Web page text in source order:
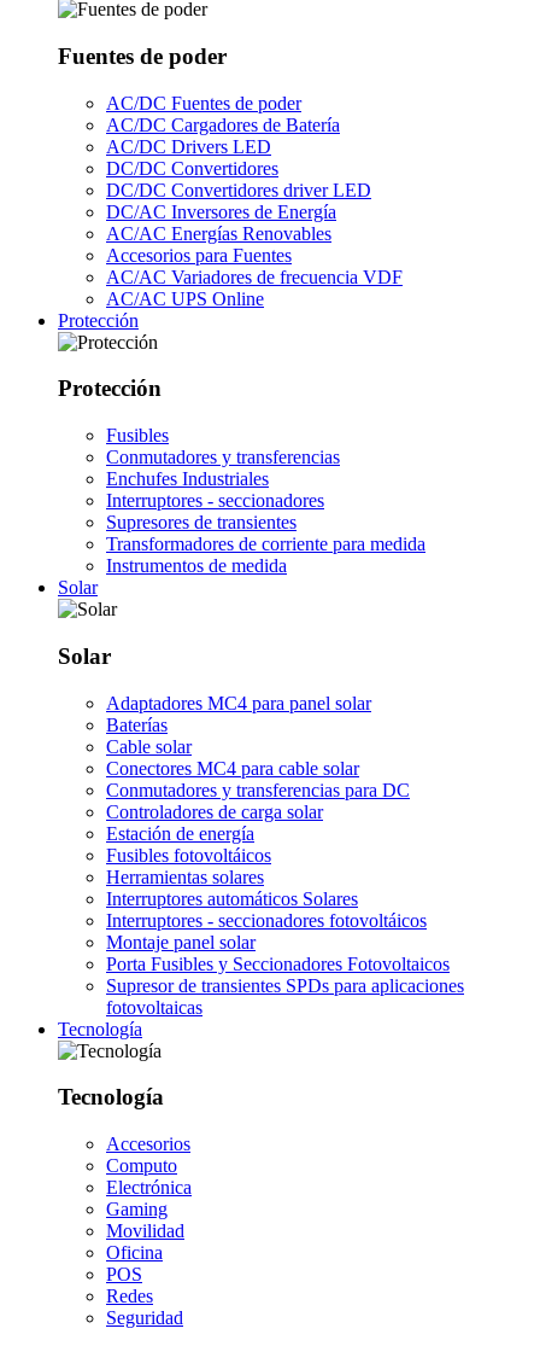
Fuentes de poder
AC/DC Fuentes de poder
AC/DC Cargadores de Batería
AC/DC Drivers LED
DC/DC Convertidores
DC/DC Convertidores driver LED
DC/AC Inversores de Energía
AC/AC Energías Renovables
Accesorios para Fuentes
AC/AC Variadores de frecuencia VDF
AC/AC UPS Online
Protección
Protección
Fusibles
Conmutadores y transferencias
Enchufes Industriales
Interruptores - seccionadores
Supresores de transientes
Transformadores de corriente para medida
Instrumentos de medida
Solar
Solar
Adaptadores MC4 para panel solar
Baterías
Cable solar
Conectores MC4 para cable solar
Conmutadores y transferencias para DC
Controladores de carga solar
Estación de energía
Fusibles fotovoltáicos
Herramientas solares
Interruptores automáticos Solares
Interruptores - seccionadores fotovoltáicos
Montaje panel solar
Porta Fusibles y Seccionadores Fotovoltaicos
Supresor de transientes SPDs para aplicaciones
fotovoltaicas
Tecnología
Tecnología
Accesorios
Computo
Electrónica
Gaming
Movilidad
Oficina
POS
Redes
Seguridad